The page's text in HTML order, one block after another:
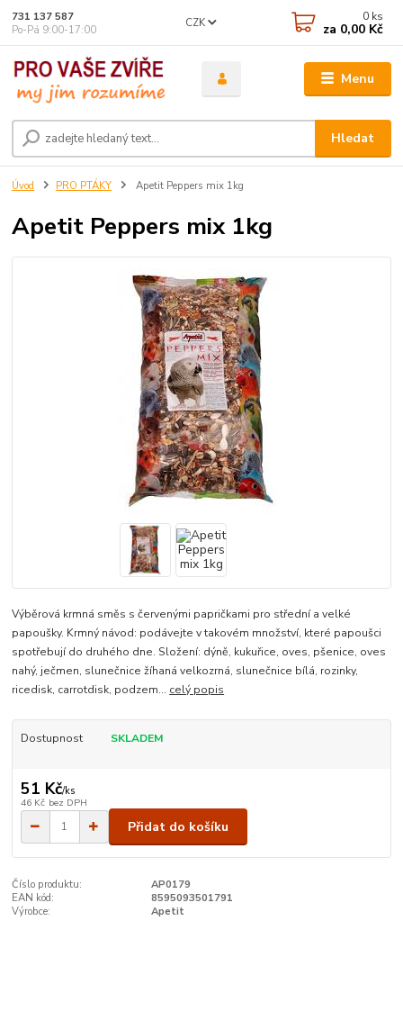
Menu
CZK
Hledat
731 137 587
Po-Pá 9:00-17:00
0 ks
za 0,00 Kč
Úvod PRO PTÁKY Apetit Peppers mix 1kg
Apetit Peppers mix 1kg
Výběrová krmná směs s červenými papričkami pro střední a velké
papoušky. Krmný návod: podávejte v takovém množství, které papoušci
spotřebují do druhého dne. Složení: dýně, kukuřice, oves, pšenice, oves
nahý, ječmen, slunečnice žíhaná velkozrná, slunečnice bílá, rozinky,
ricedisk, carrotdisk, podzem... celý popis
Dostupnost SKLADEM
51 Kč/ks
46 Kč bez DPH
Přidat do košíku
Číslo produktu:
AP0179
EAN kód:
8595093501791
Výrobce:
Apetit